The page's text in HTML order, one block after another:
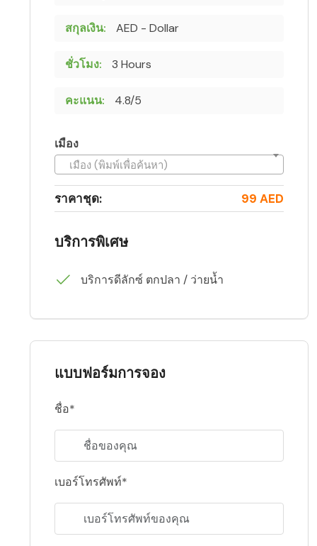
สกุลเงิน: AED - Dollar
ชั่วโมง: 3 Hours
คะแนน: 4.8/5
เมือง
เมือง (พิมพ์เพื่อค้นหา)
ราคาชุด: 99 AED
บริการพิเศษ
บริการดีลักซ์ ตกปลา / ว่ายน้ำ
แบบฟอร์มการจอง
ชื่อ*
เบอร์โทรศัพท์*